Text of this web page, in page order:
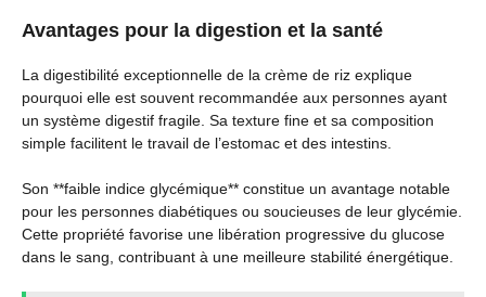
Avantages pour la digestion et la santé
La digestibilité exceptionnelle de la crème de riz explique
pourquoi elle est souvent recommandée aux personnes ayant
un système digestif fragile. Sa texture fine et sa composition
simple facilitent le travail de l’estomac et des intestins.
Son **faible indice glycémique** constitue un avantage notable
pour les personnes diabétiques ou soucieuses de leur glycémie.
Cette propriété favorise une libération progressive du glucose
dans le sang, contribuant à une meilleure stabilité énergétique.